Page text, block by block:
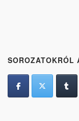
SOROZATOKRÓL